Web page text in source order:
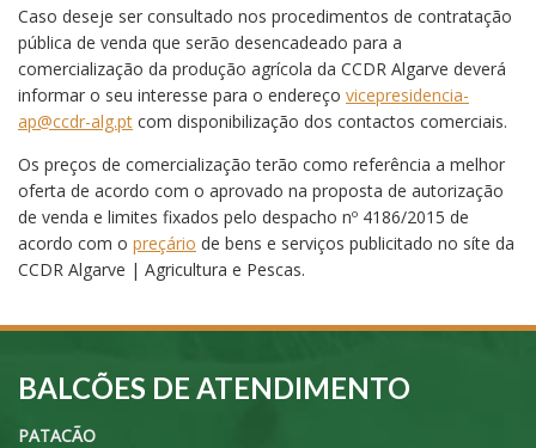
Caso deseje ser consultado nos procedimentos de contratação
pública de venda que serão desencadeado para a
comercialização da produção agrícola da CCDR Algarve deverá
informar o seu interesse para o endereço vicepresidencia-
ap@ccdr-alg.pt com disponibilização dos contactos comerciais.
Os preços de comercialização terão como referência a melhor
oferta de acordo com o aprovado na proposta de autorização
de venda e limites fixados pelo despacho nº 4186/2015 de
acordo com o preçário de bens e serviços publicitado no síte da
CCDR Algarve | Agricultura e Pescas.
BALCÕES DE ATENDIMENTO
PATACÃO